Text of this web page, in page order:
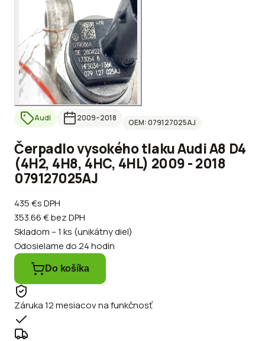
Audi 2009–2018 OEM:079127025AJ
Čerpadlo vysokého tlaku Audi A8 D4
(4H2, 4H8, 4HC, 4HL) 2009 - 2018
079127025AJ
435 €s DPH
353.66 €bez DPH
Skladom – 1 ks (unikátny diel)
Odosielame do 24 hodín
Do košíka
Záruka 12 mesiacov na funkčnosť